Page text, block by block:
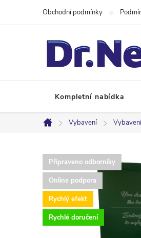
Obchodní podmínky
Kompletní nabídka
Domů
Vybavení
Připraveno odborníky
Online podpora
Rychlý efekt
Rychlé doručení